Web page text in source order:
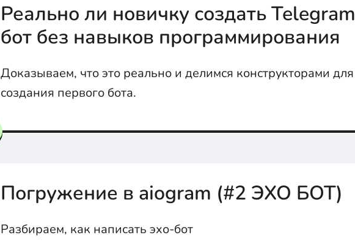
Реально ли новичку создать Telegram
бот без навыков программирования
Доказываем, что это реально и делимся конструкторами для
создания первого бота.
Погружение в aiogram (#2 ЭХО БОТ)
Разбираем, как написать эхо-бот